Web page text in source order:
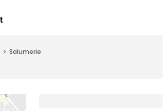
Salumerie